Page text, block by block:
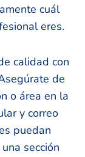
cuál
eres.
calidad con
de
o área en la
y correo
puedan
sección